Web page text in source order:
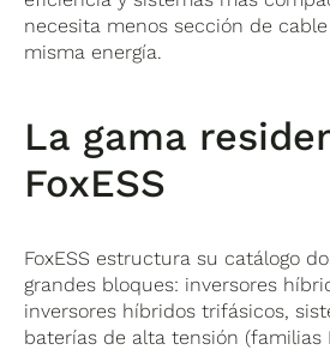
necesita menos sección de
misma energía.
La gama
FoxESS
FoxESS estructura su catálogo
grandes bloques: inversores
inversores híbridos trifásicos,
baterías de alta tensión (familias